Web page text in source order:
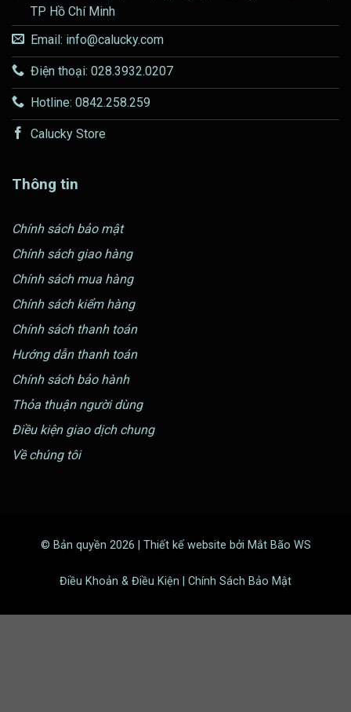
TP Hồ Chí Minh
Email: info@calucky.com
Điện thoại: 028.3932.0207
Hotline: 0842.258.259
Calucky Store
Thông tin
Chính sách bảo mật
Chính sách giao hàng
Chính sách mua hàng
Chính sách kiểm hàng
Chính sách thanh toán
Hướng dẫn thanh toán
Chính sách bảo hành
Thỏa thuận người dùng
Điều kiện giao dịch chung
Về chúng tôi
© Bản quyền 2026 | Thiết kế website bởi Mắt Bão WS
Điều Khoản & Điều Kiện | Chính Sách Bảo Mật